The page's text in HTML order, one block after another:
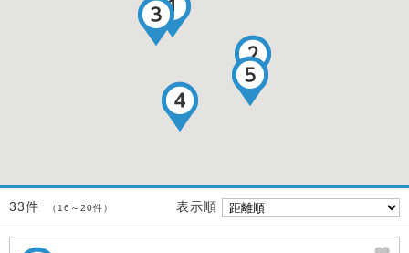
33件 （16～20件） 表示順